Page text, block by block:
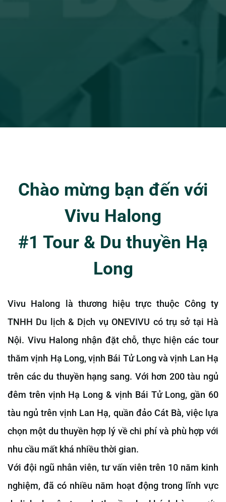
Chào mừng bạn đến với
Vivu Halong
#1 Tour & Du thuyền Hạ
Long
Vivu Halong là thương hiệu trực thuộc Công ty
TNHH Du lịch & Dịch vụ ONEVIVU có trụ sở tại Hà
Nội. Vivu Halong nhận đặt chỗ, thực hiện các tour
thăm vịnh Hạ Long, vịnh Bái Tử Long và vịnh Lan Hạ
trên các du thuyền hạng sang. Với hơn 200 tàu ngủ
đêm trên vịnh Hạ Long & vịnh Bái Tử Long, gần 60
tàu ngủ trên vịnh Lan Hạ, quần đảo Cát Bà, việc lựa
chọn một du thuyền hợp lý về chi phí và phù hợp với
nhu cầu mất khá nhiều thời gian.
Với đội ngũ nhân viên, tư vấn viên trên 10 năm kinh
nghiệm, đã có nhiều năm hoạt động trong lĩnh vực